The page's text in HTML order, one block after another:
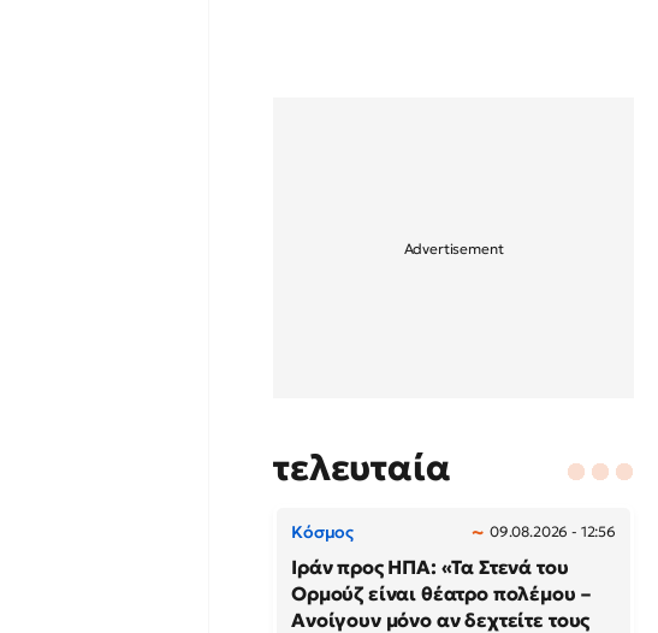
τελευταία
Κόσμος 09.08.2026 - 12:56
Ιράν προς ΗΠΑ: «Τα Στενά του
Ορμούζ είναι θέατρο πολέμου –
Ανοίγουν μόνο αν δεχτείτε τους